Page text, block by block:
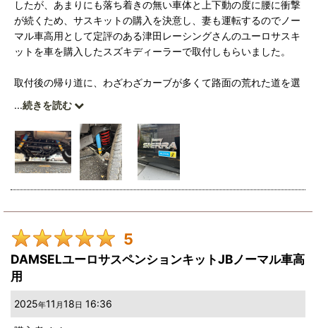
したが、あまりにも落ち着きの無い車体と上下動の度に腰に衝撃
が続くため、サスキットの購入を決意し、妻も運転するのでノー
マル車高用として定評のある津田レーシングさんのユーロサスキ
ットを車を購入したスズキディーラーで取付しもらいました。
取付後の帰り道に、わざわざカーブが多くて路面の荒れた道を選
んで運転しましたが、期待通りの挙動で腰も痛くならずに正にド
ンピシャの乗り心地でした。
...続きを読む
5
DAMSELユーロサスペンションキットJBノーマル車高
用
2025年11 月 18 日 16:36